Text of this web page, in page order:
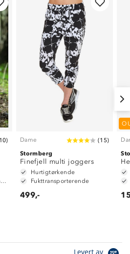
10) Dame (15)
Stormberg
Finefjell multi joggers
Hurtigtørkende
Fukttransporterende
499,-
Levert av